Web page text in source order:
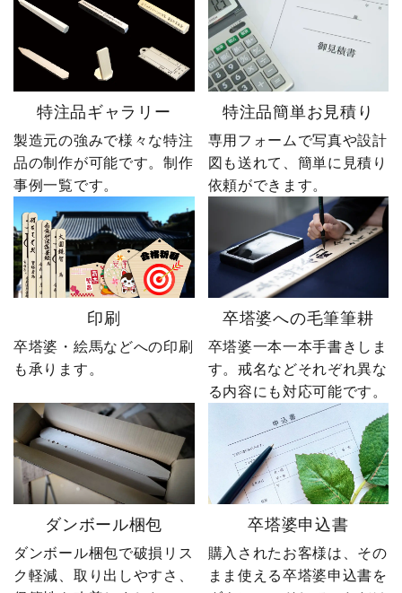
特注品ギャラリー
製造元の強みで様々な特注
品の制作が可能です。制作
事例一覧です。
特注品簡単お見積り
専用フォームで写真や設計
図も送れて、簡単に見積り
依頼ができます。
印刷
卒塔婆・絵馬などへの印刷
も承ります。
卒塔婆への毛筆筆耕
卒塔婆一本一本手書きしま
す。戒名などそれぞれ異な
る内容にも対応可能です。
ダンボール梱包
ダンボール梱包で破損リス
ク軽減、取り出しやすさ、
卒塔婆申込書
購入されたお客様は、その
まま使える卒塔婆申込書を